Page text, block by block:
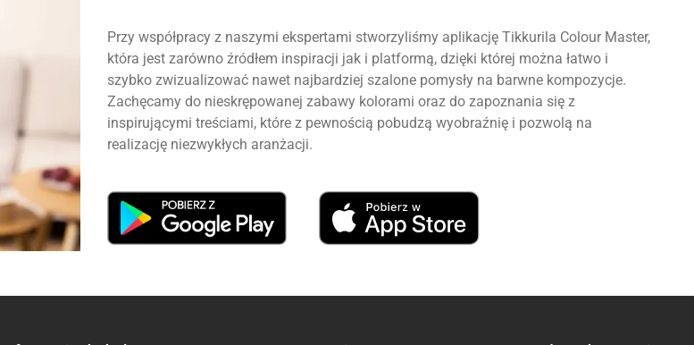
Przy współpracy z naszymi ekspertami stworzyliśmy aplikację Tikkurila Colour Master,
która jest zarówno źródłem inspiracji jak i platformą, dzięki której można łatwo i
szybko zwizualizować nawet najbardziej szalone pomysły na barwne kompozycje.
Zachęcamy do nieskrępowanej zabawy kolorami oraz do zapoznania się z
inspirującymi treściami, które z pewnością pobudzą wyobraźnię i pozwolą na
realizację niezwykłych aranżacji.